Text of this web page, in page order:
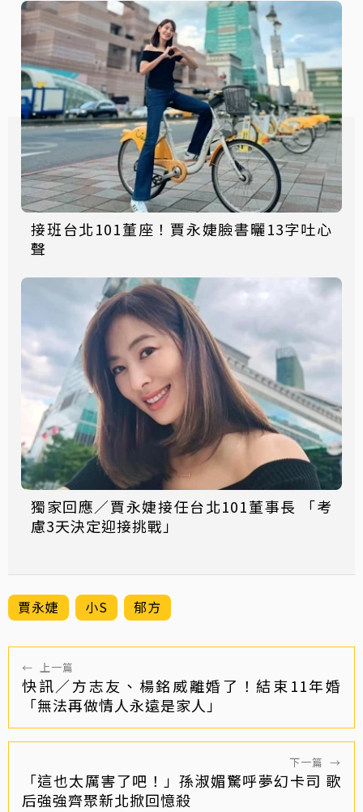
接班台北101董座！賈永婕臉書曬13字吐心
聲
獨家回應／賈永婕接任台北101董事長 「考
慮3天決定迎接挑戰」
賈永婕 小S 郁方
← 上一篇
快訊／方志友、楊銘威離婚了！結束11年婚
「無法再做情人永遠是家人」
下一篇 →
「這也太厲害了吧！」孫淑媚驚呼夢幻卡司 歌
后強強齊聚新北掀回憶殺